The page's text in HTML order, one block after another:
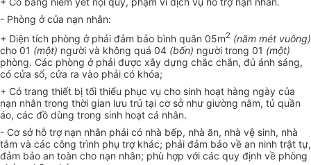
- Phòng ở của nạn nhân:
+ Diện tích phòng ở phải đảm bảo bình quân 05m2 (năm mét vuông)
cho 01 (một) người và không quá 04 (bốn) người trong 01 (một)
phòng. Các phòng ở phải được xây dựng chắc chắn, đủ ánh sáng,
có cửa sổ, cửa ra vào phải có khóa;
+ Có trang thiết bị tối thiểu phục vụ cho sinh hoạt hàng ngày của
nạn nhân trong thời gian lưu trú tại cơ sở như giường nằm, tủ quần
áo, các đồ dùng trong sinh hoạt cá nhân.
- Cơ sở hỗ trợ nạn nhân phải có nhà bếp, nhà ăn, nhà vệ sinh, nhà
tắm và các công trình phụ trợ khác; phải đảm bảo về an ninh trật tự,
đảm bảo an toàn cho nạn nhân; phù hợp với các quy định về phòng